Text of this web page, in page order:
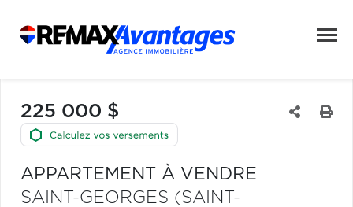
225 000 $
APPARTEMENT À VENDRE
SAINT-GEORGES (SAINT-